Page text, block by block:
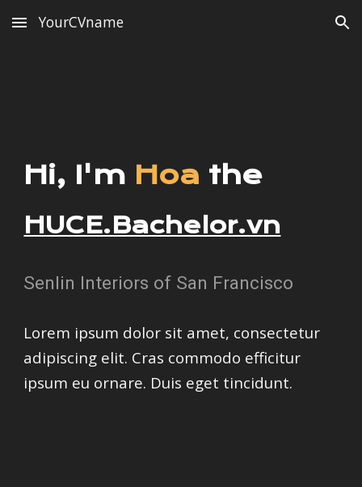
Skip to main content Skip to navigation
YourCVname
Hi, I'm Hoa the
HUCE.Bachelor.vn
Senlin Interiors of San Francisco
Lorem ipsum dolor sit amet, consectetur
adipiscing elit. Cras commodo efficitur
ipsum eu ornare. Duis eget tincidunt.